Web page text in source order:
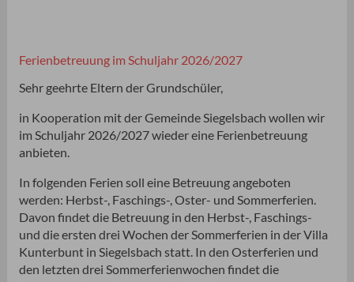
Ferienbetreuung im Schuljahr 2026/2027
Sehr geehrte Eltern der Grundschüler,
in Kooperation mit der Gemeinde Siegelsbach wollen wir
im Schuljahr 2026/2027 wieder eine Ferienbetreuung
anbieten.
In folgenden Ferien soll eine Betreuung angeboten
werden: Herbst-, Faschings-, Oster- und Sommerferien.
Davon findet die Betreuung in den Herbst-, Faschings-
und die ersten drei Wochen der Sommerferien in der Villa
Kunterbunt in Siegelsbach statt. In den Osterferien und
den letzten drei Sommerferienwochen findet die